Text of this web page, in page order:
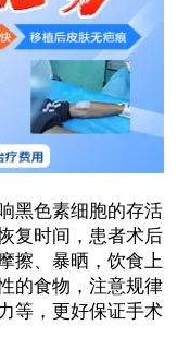
黑色素细胞的存活
复时间，患者术后
擦、暴晒，饮食上
的食物，注意规律
等，更好保证手术